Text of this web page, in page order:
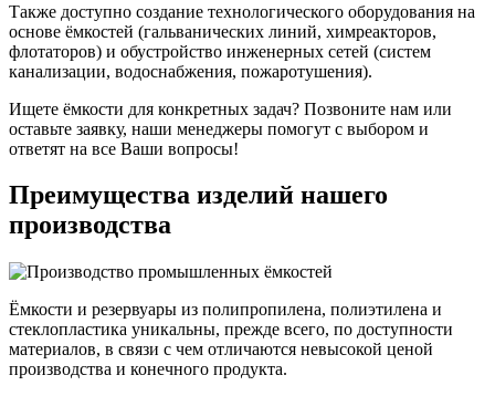
Также доступно создание технологического оборудования на
основе ёмкостей (гальванических линий, химреакторов,
флотаторов) и обустройство инженерных сетей (систем
канализации, водоснабжения, пожаротушения).
Ищете ёмкости для конкретных задач? Позвоните нам или
оставьте заявку, наши менеджеры помогут с выбором и
ответят на все Ваши вопросы!
Преимущества изделий нашего
производства
Ёмкости и резервуары из полипропилена, полиэтилена и
стеклопластика уникальны, прежде всего, по доступности
материалов, в связи с чем отличаются невысокой ценой
производства и конечного продукта.